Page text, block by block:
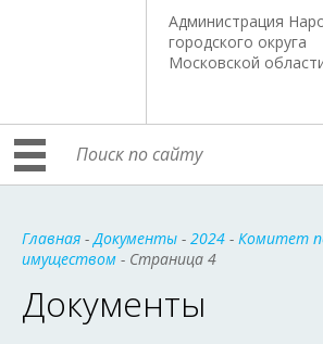
Администрация
городского округа
Московской
Главная -Документы - 2024 - Комитет
имуществом - Страница 4
Документы